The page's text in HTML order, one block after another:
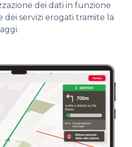
dei dati in funzione
dei servizi erogati tramite la